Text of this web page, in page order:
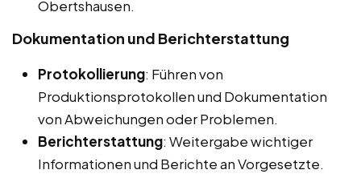
Obertshausen.
Dokumentation und Berichterstattung
Protokollierung: Führen von
Produktionsprotokollen und Dokumentation
von Abweichungen oder Problemen.
Berichterstattung: Weitergabe wichtiger
Informationen und Berichte an Vorgesetzte.